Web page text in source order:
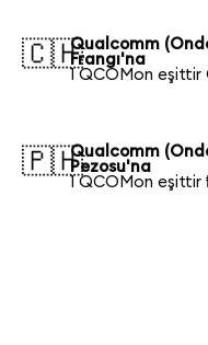
🇨🇭Qualcomm
Frangı'na
1 QCOMon eşittir
🇵🇭Qualcomm
Pezosu'na
1 QCOMon eşittir